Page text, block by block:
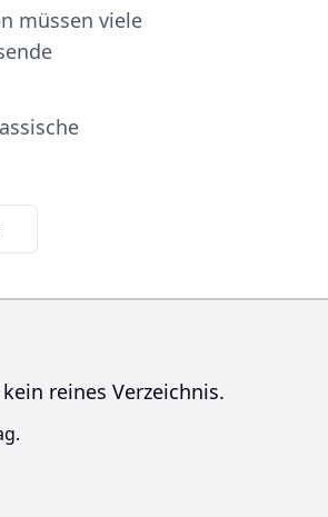
müssen viele
reines Verzeichnis.